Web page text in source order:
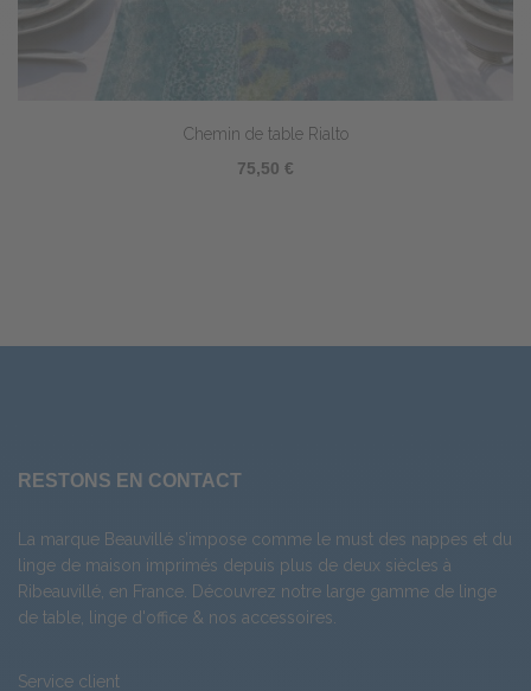
Chemin de table Rialto
75,50 €
RESTONS EN CONTACT
La marque Beauvillé s’impose comme le must des nappes et du
linge de maison imprimés depuis plus de deux siècles à
Ribeauvillé, en France. Découvrez notre large gamme de linge
de table, linge d'office & nos accessoires.
Service client